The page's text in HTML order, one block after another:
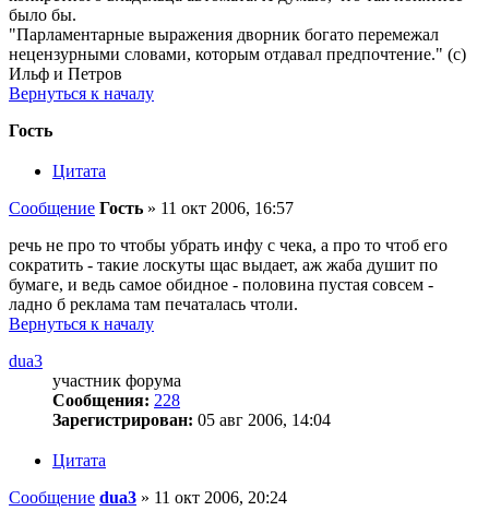
было бы.
"Парламентарные выражения дворник богато перемежал
нецензурными словами, которым отдавал предпочтение." (с)
Ильф и Петров
Вернуться к началу
Гость
Цитата
Сообщение Гость » 11 окт 2006, 16:57
речь не про то чтобы убрать инфу с чека, а про то чтоб его
сократить - такие лоскуты щас выдает, аж жаба душит по
бумаге, и ведь самое обидное - половина пустая совсем -
ладно б реклама там печаталась чтоли.
Вернуться к началу
dua3
участник форума
Сообщения: 228
Зарегистрирован: 05 авг 2006, 14:04
Цитата
Сообщение dua3 » 11 окт 2006, 20:24